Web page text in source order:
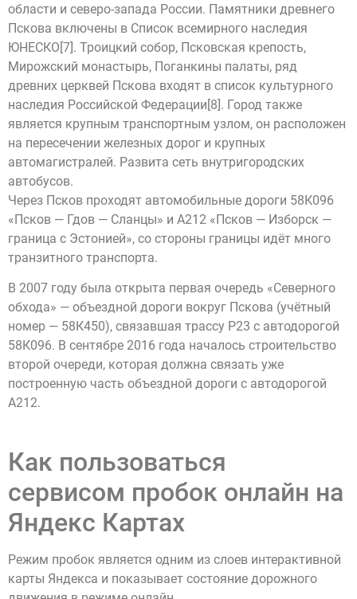
области и северо-запада России. Памятники древнего
Пскова включены в Список всемирного наследия
ЮНЕСКО[7]. Троицкий собор, Псковская крепость,
Мирожский монастырь, Поганкины палаты, ряд
древних церквей Пскова входят в список культурного
наследия Российской Федерации[8]. Город также
является крупным транспортным узлом, он расположен
на пересечении железных дорог и крупных
автомагистралей. Развита сеть внутригородских
автобусов.
Через Псков проходят автомобильные дороги 58К096
«Псков — Гдов — Сланцы» и А212 «Псков — Изборск —
граница с Эстонией», со стороны границы идёт много
транзитного транспорта.
В 2007 году была открыта первая очередь «Северного
обхода» — объездной дороги вокруг Пскова (учётный
номер — 58К450), связавшая трассу Р23 с автодорогой
58К096. В сентябре 2016 года началось строительство
второй очереди, которая должна связать уже
построенную часть объездной дороги с автодорогой
А212.
Как пользоваться
сервисом пробок онлайн на
Яндекс Картах
Режим пробок является одним из слоев интерактивной
карты Яндекса и показывает состояние дорожного